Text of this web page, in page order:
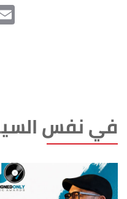
في نفس